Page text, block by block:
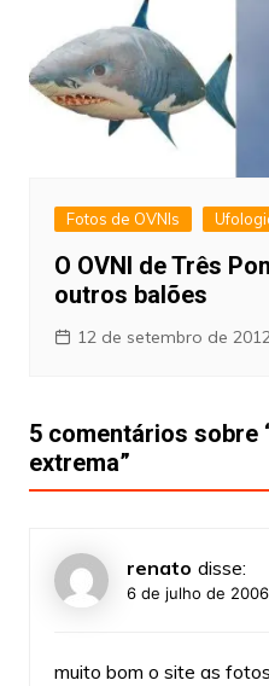
Fotos de OVNIs
O OVNI de Três
outros balões
12 de setembro de
5 comentários sobre
extrema”
renato disse:
6 de julho de
muito bom o site as